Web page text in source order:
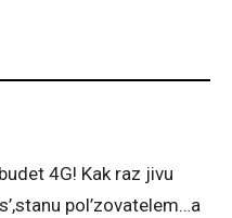
4G! Kak raz jivu
pol’zovatelem…a